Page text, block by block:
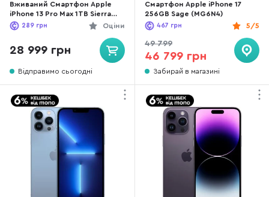
Вживаний Смартфон Apple
iPhone 13 Pro Max 1TB Sierra
Blue (13PM1TbSBREFA)
хороший стан
Оціни
289 грн
28 999 грн
Відправимо сьогодні
Смартфон Apple iPhone 17
256GB Sage (MG6N4)
5/5
467 грн
49 799
46 799 грн
Забирай в магазині